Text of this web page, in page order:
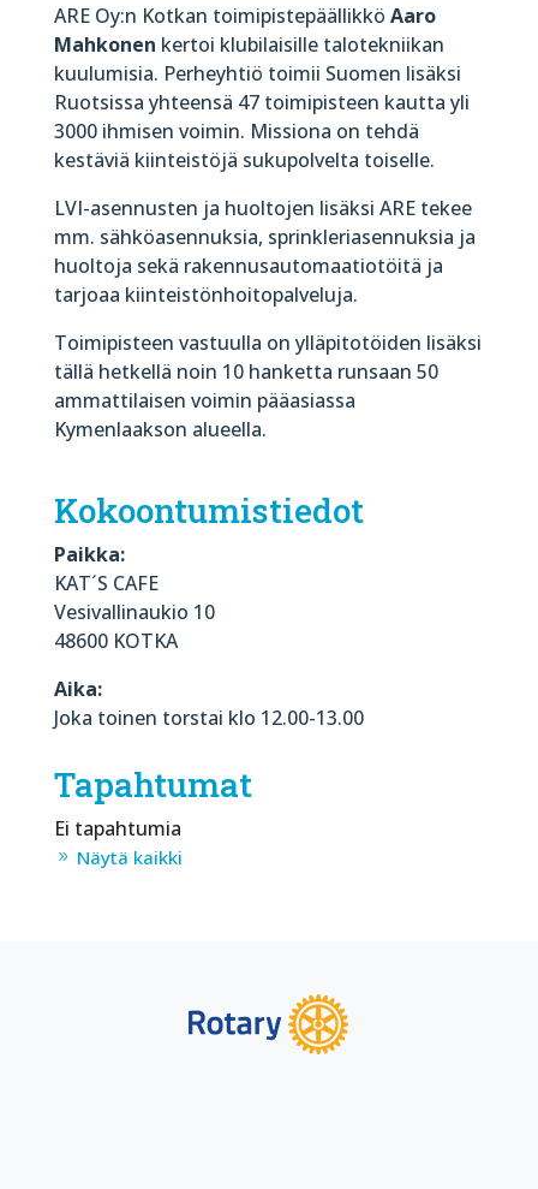
ARE Oy:n Kotkan toimipistepäällikkö Aaro
Mahkonen kertoi klubilaisille talotekniikan
kuulumisia. Perheyhtiö toimii Suomen lisäksi
Ruotsissa yhteensä 47 toimipisteen kautta yli
3000 ihmisen voimin. Missiona on tehdä
kestäviä kiinteistöjä sukupolvelta toiselle.
LVI-asennusten ja huoltojen lisäksi ARE tekee
mm. sähköasennuksia, sprinkleriasennuksia ja
huoltoja sekä rakennusautomaatiotöitä ja
tarjoaa kiinteistönhoitopalveluja.
Toimipisteen vastuulla on ylläpitotöiden lisäksi
tällä hetkellä noin 10 hanketta runsaan 50
ammattilaisen voimin pääasiassa
Kymenlaakson alueella.
Kokoontumistiedot
Paikka:
KAT´S CAFE
Vesivallinaukio 10
48600 KOTKA
Aika:
Joka toinen torstai klo 12.00-13.00
Tapahtumat
Ei tapahtumia
Näytä kaikki